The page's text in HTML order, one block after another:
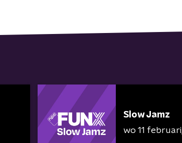
Slow Jamz
wo 11 februari